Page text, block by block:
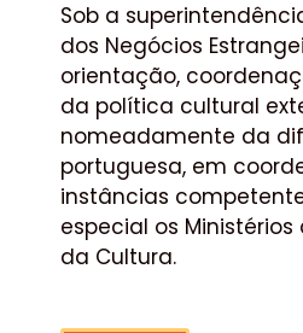
Sob a
dos Negócios
orientação,
da política cultural
nomeadamente da
portuguesa, em
instâncias
especial os
da Cultura.